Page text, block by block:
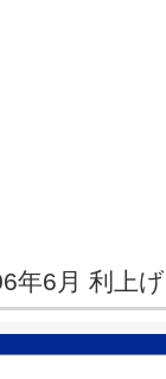
年6月 利上げ